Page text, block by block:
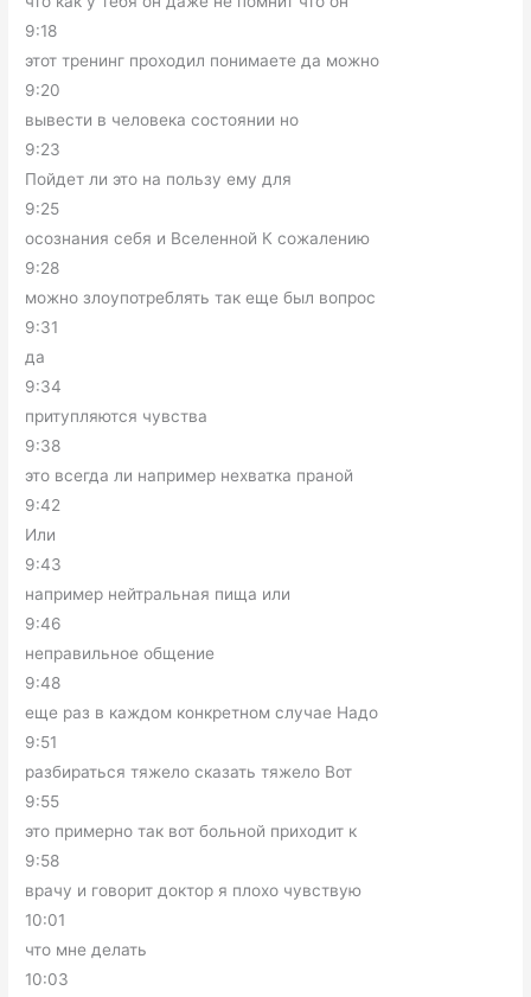
9:18
этот тренинг проходил понимаете да можно
9:20
вывести в человека состоянии но
9:23
Пойдет ли это на пользу ему для
9:25
осознания себя и Вселенной К сожалению
9:28
можно злоупотреблять так еще был вопрос
9:31
да
9:34
притупляются чувства
9:38
это всегда ли например нехватка праной
9:42
Или
9:43
например нейтральная пища или
9:46
неправильное общение
9:48
еще раз в каждом конкретном случае Надо
9:51
разбираться тяжело сказать тяжело Вот
9:55
это примерно так вот больной приходит к
9:58
врачу и говорит доктор я плохо чувствую
10:01
что мне делать
10:03